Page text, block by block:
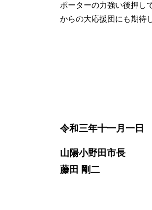
ポーターの力強い後押し
からの大応援団にも期待
令和三年十一月一日
山陽小野田市長
藤田 剛二